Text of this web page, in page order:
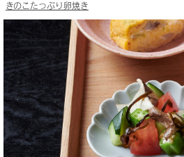
きのこたっぷり卵焼き